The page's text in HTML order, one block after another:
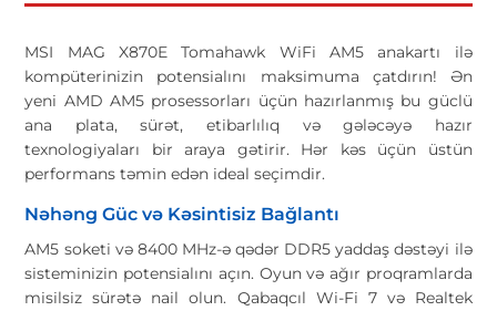
MSI MAG X870E Tomahawk WiFi AM5 anakartı ilə
kompüterinizin potensialını maksimuma çatdırın! Ən
yeni AMD AM5 prosessorları üçün hazırlanmış bu güclü
ana plata, sürət, etibarlılıq və gələcəyə hazır
texnologiyaları bir araya gətirir. Hər kəs üçün üstün
performans təmin edən ideal seçimdir.
Nəhəng Güc və Kəsintisiz Bağlantı
AM5 soketi və 8400 MHz-ə qədər DDR5 yaddaş dəstəyi ilə
sisteminizin potensialını açın. Oyun və ağır proqramlarda
misilsiz sürətə nail olun. Qabaqcıl Wi-Fi 7 və Realtek